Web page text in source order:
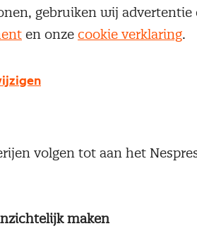
volgen tot aan het
maken
gebruiken wij
en onze cookie verklaring.